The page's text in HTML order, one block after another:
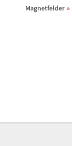
Magnetfelder